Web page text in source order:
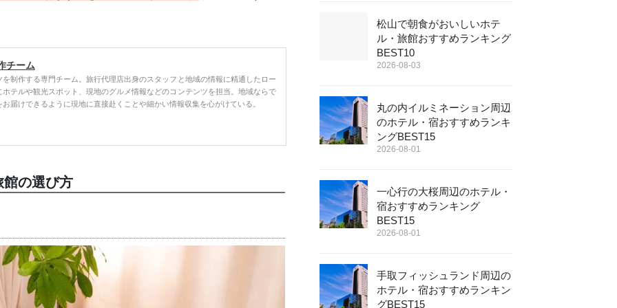
チーム
制作する専門チーム。旅行代理店出身のスタッフと地域の情報に精通したロー
テルや観光スポット、現地のグルメ情報などのコンテンツを担当。地域ならで
届けできるように現地に直接赴くことや細かい情報収集を心がけている。
館の選び方
松山で朝食がおいしいホテ
ル・旅館おすすめランキング
BEST10
2026-08-03
丸の内イルミネーション周辺
のホテル・宿おすすめランキ
ングBEST15
2026-08-01
一心行の大桜周辺のホテル・
宿おすすめランキング
BEST15
2026-08-01
手取フィッシュランド周辺の
ホテル・宿おすすめランキン
グBEST15